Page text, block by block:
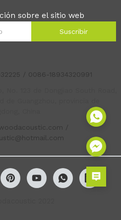
sobre el sitio web
Suscribir
/ 0086-18934320991
/